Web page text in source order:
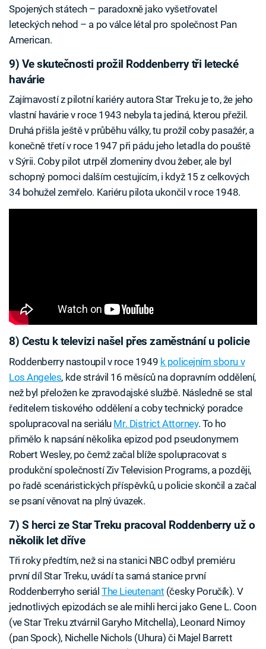
Spojených státech – paradoxně jako vyšetřovatel
leteckých nehod – a po válce létal pro společnost Pan
American.
9) Ve skutečnosti prožil Roddenberry tři letecké
havárie
Zajímavostí z pilotní kariéry autora Star Treku je to, že jeho
vlastní havárie v roce 1943 nebyla ta jediná, kterou přežil.
Druhá přišla ještě v průběhu války, tu prožil coby pasažér, a
konečně třetí v roce 1947 při pádu jeho letadla do pouště
v Sýrii. Coby pilot utrpěl zlomeniny dvou žeber, ale byl
schopný pomoci dalším cestujícím, i když 15 z celkových
34 bohužel zemřelo. Kariéru pilota ukončil v roce 1948.
8) Cestu k televizi našel přes zaměstnání u policie
Roddenberry nastoupil v roce 1949 k policejním sboru v
Los Angeles, kde strávil 16 měsíců na dopravním oddělení,
než byl přeložen ke zpravodajské službě. Následně se stal
ředitelem tiskového oddělení a coby technický poradce
spolupracoval na seriálu Mr. District Attorney. To ho
přimělo k napsání několika epizod pod pseudonymem
Robert Wesley, po čemž začal blíže spolupracovat s
produkční společností Ziv Television Programs, a později,
po řadě scenáristických příspěvků, u policie skončil a začal
se psaní věnovat na plný úvazek.
7) S herci ze Star Treku pracoval Roddenberry už o
několik let dříve
Tři roky předtím, než si na stanici NBC odbyl premiéru
první díl Star Treku, uvádí ta samá stanice první
Roddenberryho seriálThe Lieutenant (česky Poručík). V
jednotlivých epizodách se ale mihli herci jako Gene L. Coon
(ve Star Treku ztvárnil Garyho Mitchella), Leonard Nimoy
(pan Spock), Nichelle Nichols (Uhura) či Majel Barrett